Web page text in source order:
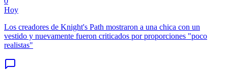
Hoy
Los creadores de Knight's Path mostraron a una chica con un
vestido y nuevamente fueron criticados por proporciones "poco
realistas"